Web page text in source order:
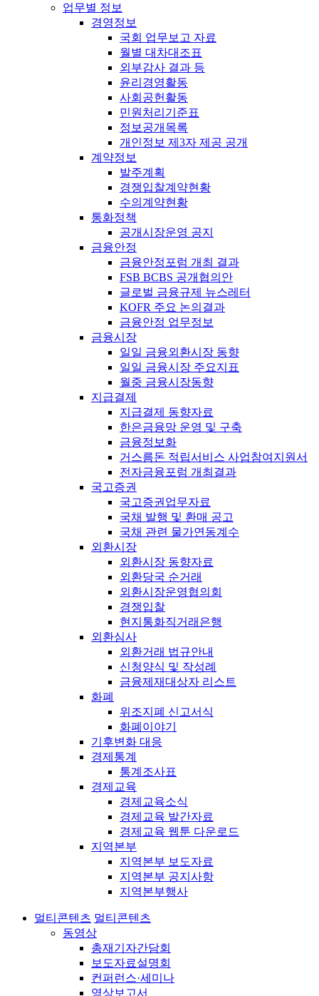
업무별 정보
경영정보
국회 업무보고 자료
월별 대차대조표
외부감사 결과 등
윤리경영활동
사회공헌활동
민원처리기준표
정보공개목록
개인정보 제3자 제공 공개
계약정보
발주계획
경쟁입찰계약현황
수의계약현황
통화정책
공개시장운영 공지
금융안정
금융안정포럼 개최 결과
FSB BCBS 공개협의안
글로벌 금융규제 뉴스레터
KOFR 주요 논의결과
금융안정 업무정보
금융시장
일일 금융외환시장 동향
일일 금융시장 주요지표
월중 금융시장동향
지급결제
지급결제 동향자료
한은금융망 운영 및 구축
금융정보화
거스름돈 적립서비스 사업참여지원서
전자금융포럼 개최결과
국고증권
국고증권업무자료
국채 발행 및 환매 공고
국채 관련 물가연동계수
외환시장
외환시장 동향자료
외환당국 순거래
외환시장운영협의회
경쟁입찰
현지통화직거래은행
외환심사
외환거래 법규안내
신청양식 및 작성례
금융제재대상자 리스트
화폐
위조지폐 신고서식
화폐이야기
기후변화 대응
경제통계
통계조사표
경제교육
경제교육소식
경제교육 발간자료
경제교육 웹툰 다운로드
지역본부
지역본부 보도자료
지역본부 공지사항
지역본부행사
멀티콘텐츠 멀티콘텐츠
동영상
총재기자간담회
보도자료설명회
컨퍼런스·세미나
영상보고서